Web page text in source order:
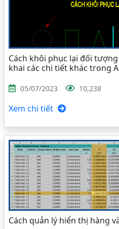
Cách khôi phục lại đối
khai các chi tiết khác trong
05/07/2023 10,238
Xem chi tiết
Cách quản lý hiển thị hàng